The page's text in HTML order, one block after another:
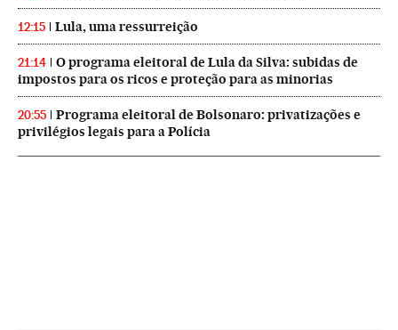
12:15 Lula, uma ressurreição
21:14
O programa eleitoral de Lula da Silva: subidas de
impostos para os ricos e proteção para as minorias
20:55
Programa eleitoral de Bolsonaro: privatizações e
privilégios legais para a Polícia